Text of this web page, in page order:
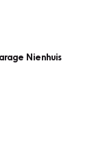
Nienhuis